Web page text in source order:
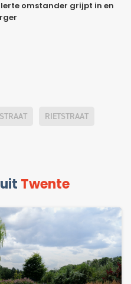
omstander grijpt in en
RIETSTRAAT
Twente